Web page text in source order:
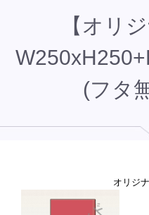
【オリ
(フタ
オリジ